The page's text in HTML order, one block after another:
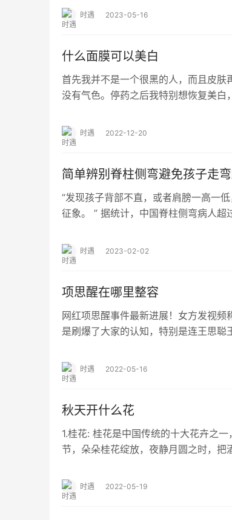
时遇 2023-05-16
什么面膜可以美白
首先我并不是一个很黑的人，而且皮肤
没有气色。停药之后我特别想恢复美白
时遇 2022-12-20
简单辨别脊柱侧弯避免孩子走
“发现孩子背部不直，或者肩膀一高一
征象。 ” 据统计，中国脊柱侧弯病人
时遇 2023-02-02
项思醒在哪里整容
网红项思醒事件最新进展！女方发视
是刷爆了大家的认知，特别是连王思聪
时遇 2022-05-16
秋天开什么花
1.桂花: 桂花是中国传统的十大花卉之
节，朵朵桂花绽放，夜静月圆之时，把
时遇 2022-05-19